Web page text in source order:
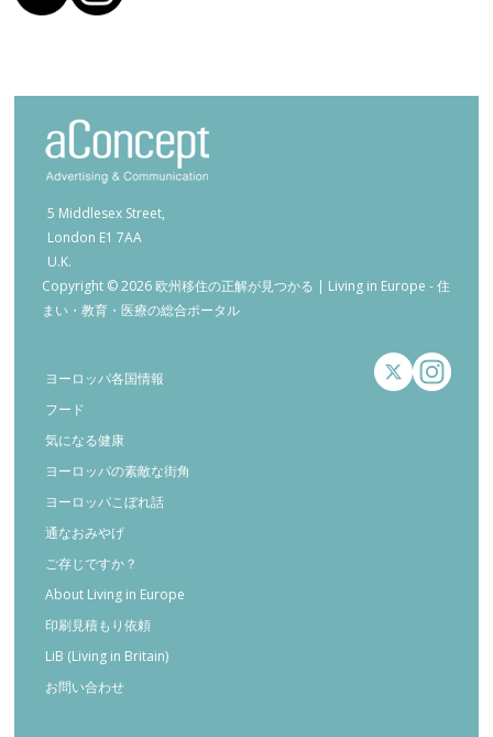
5 Middlesex Street,
London E1 7AA
U.K.
Copyright © 2026 欧州移住の正解が見つかる | Living in Europe - 住
まい・教育・医療の総合ポータル
ヨーロッパ各国情報
フード
気になる健康
ヨーロッパの素敵な街角
ヨーロッパこぼれ話
通なおみやげ
ご存じですか？
About Living in Europe
印刷見積もり依頼
LiB (Living in Britain)
お問い合わせ